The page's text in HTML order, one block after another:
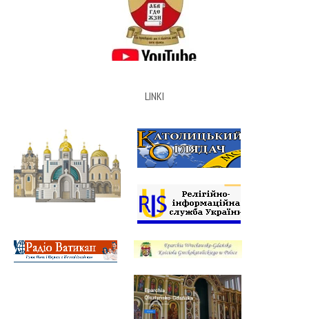
LINKI